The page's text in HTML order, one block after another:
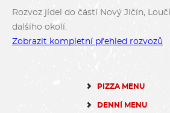
Rozvoz jídel do částí Nový Jičín,
dalšího okolí.
Zobrazit kompletní přehled rozvozů
PIZZA MENU
DENNÍ MENU